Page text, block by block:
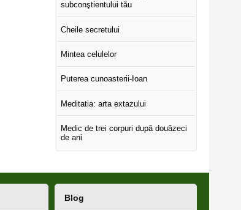
subconştientului tău
Cheile secretului
Mintea celulelor
Puterea cunoasterii-Ioan
Meditatia: arta extazului
Medic de trei corpuri după douăzeci
de ani
Blog